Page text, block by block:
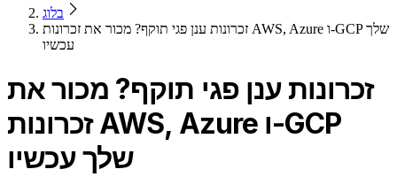
בלוג
זכרונות ענן פגי תוקף? מכור את זכרונות AWS, Azure ו-GCP שלך
עכשיו
זכרונות ענן פגי תוקף? מכור את
זכרונות AWS, Azure ו-GCP
שלך עכשיו